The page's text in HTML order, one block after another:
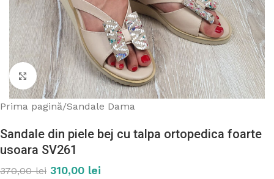
Fă clic pentru a mări
Prima pagină/Sandale Dama
Sandale din piele bej cu talpa ortopedica foarte
usoara SV261
370,00lei 310,00 lei